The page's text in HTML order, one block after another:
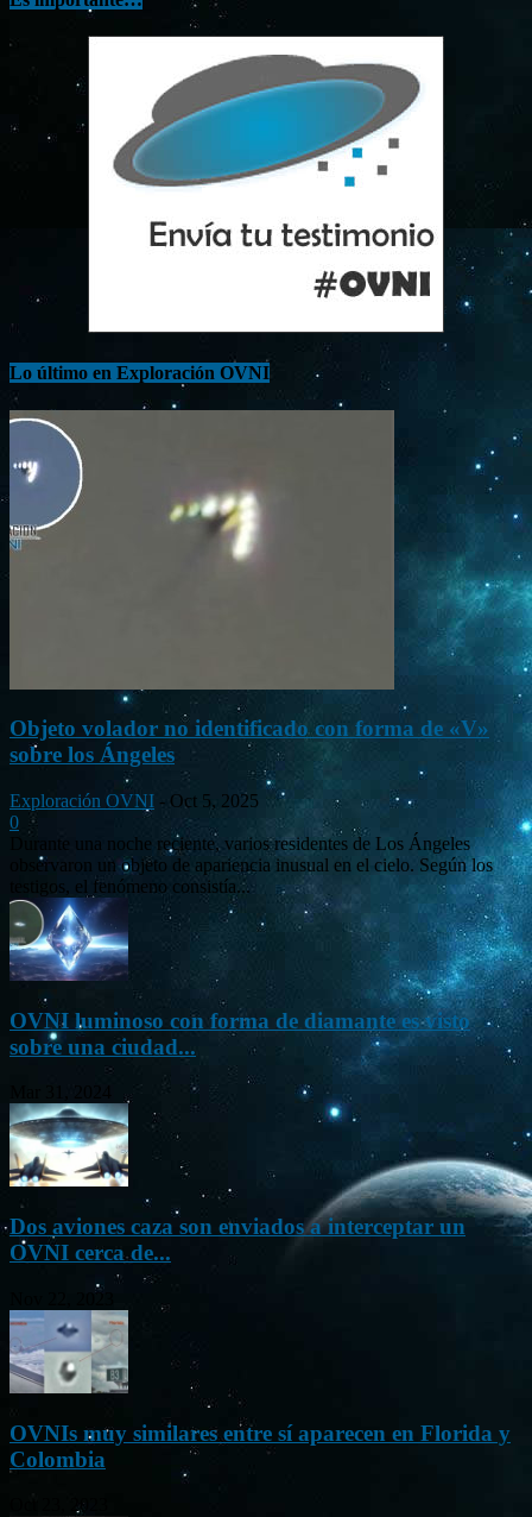
Lo último en Exploración OVNI
Objeto volador no identificado con forma de «V»
sobre los Ángeles
Exploración OVNI - Oct 5, 2025
0
Durante una noche reciente, varios residentes de Los Ángeles
observaron un objeto de apariencia inusual en el cielo. Según los
testigos, el fenómeno consistía...
OVNI luminoso con forma de diamante es visto
sobre una ciudad...
Dos aviones caza son enviados a interceptar un
OVNI cerca de...
Nov 22, 2023
OVNIs muy similares entre sí aparecen en Florida y
Colombia
Oct 23, 2023